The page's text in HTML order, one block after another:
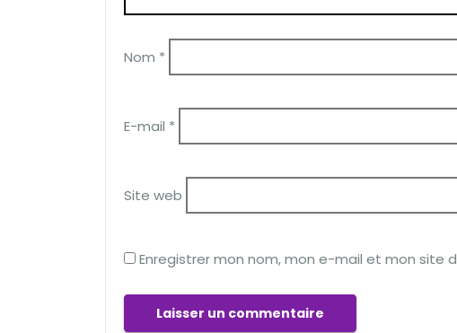
Nom *
E-mail *
Site web
Enregistrer mon nom, mon e-mail et mon site